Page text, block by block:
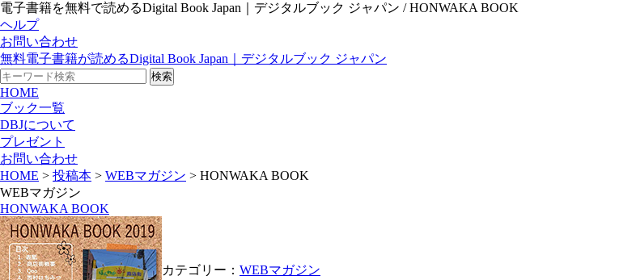
電子書籍を無料で読めるDigital Book Japan｜デジタルブック ジャパン / HONWAKA BOOK
ヘルプ
お問い合わせ
無料電子書籍が読めるDigital Book Japan｜デジタルブック ジャパン
HOME
ブック一覧
DBJについて
プレゼント
お問い合わせ
HOME > 投稿本 > WEBマガジン > HONWAKA BOOK
WEBマガジン
HONWAKA BOOK
カテゴリー： WEBマガジン